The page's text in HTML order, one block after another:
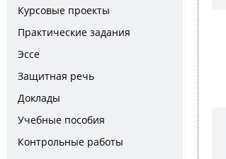
Курсовые проекты
Практические задания
Эссе
Защитная речь
Доклады
Учебные пособия
Контрольные работы